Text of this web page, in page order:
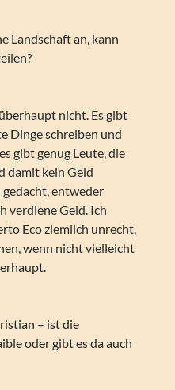
Landschaft an, kann
nicht. Es gibt
Dinge schreiben und
gibt genug Leute, die
damit kein Geld
gedacht, entweder
verdiene Geld. Ich
Eco ziemlich unrecht,
wenn nicht vielleicht
– ist die
oder gibt es da auch